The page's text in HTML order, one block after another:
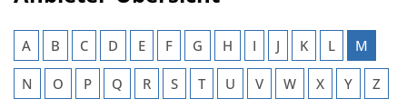
A B C D E F G H I J K L M
N O P Q R S T U V W X Y Z